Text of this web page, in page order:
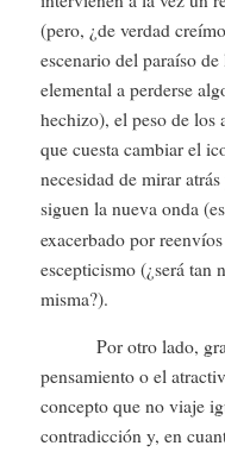
(pero, ¿de verdad
escenario del paraíso
elemental a perderse
hechizo), el peso de los
que cuesta cambiar el
necesidad de mirar
siguen la nueva onda
exacerbado por
escepticismo (¿será tan
misma?).
Por otro lado,
pensamiento o el
concepto que no viaje
contradicción y, en